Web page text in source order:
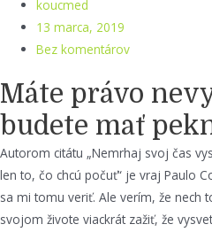
koucmed
13 marca, 2019
Bez komentárov
Máte právo
budete mať
Autorom citátu „Nemrhaj svoj čas
len to, čo chcú počuť“ je vraj Paulo
sa mi tomu veriť. Ale verím, že nech
svojom živote viackrát zažiť, že